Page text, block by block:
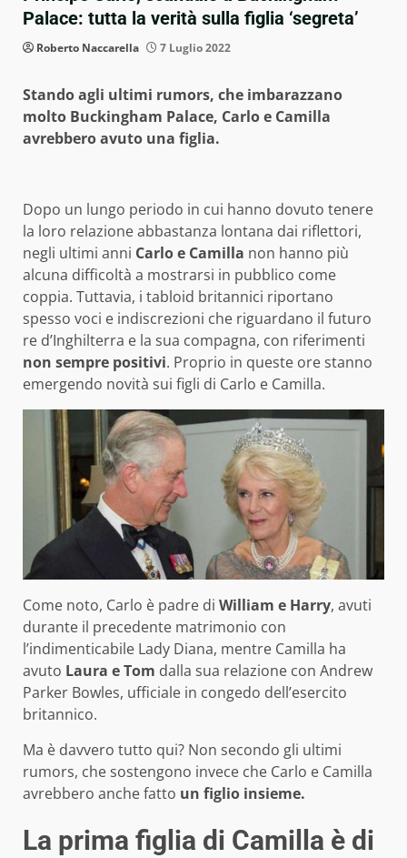
Palace: tutta la verità sulla figlia ‘segreta’
Roberto Naccarella 7 Luglio 2022
Stando agli ultimi rumors, che imbarazzano
molto Buckingham Palace, Carlo e Camilla
avrebbero avuto una figlia.
Dopo un lungo periodo in cui hanno dovuto tenere
la loro relazione abbastanza lontana dai riflettori,
negli ultimi anni Carlo e Camilla non hanno più
alcuna difficoltà a mostrarsi in pubblico come
coppia. Tuttavia, i tabloid britannici riportano
spesso voci e indiscrezioni che riguardano il futuro
re d’Inghilterra e la sua compagna, con riferimenti
non sempre positivi. Proprio in queste ore stanno
emergendo novità sui figli di Carlo e Camilla.
Come noto, Carlo è padre di William e Harry, avuti
durante il precedente matrimonio con
l’indimenticabile Lady Diana, mentre Camilla ha
avuto Laura e Tom dalla sua relazione con Andrew
Parker Bowles, ufficiale in congedo dell’esercito
britannico.
Ma è davvero tutto qui? Non secondo gli ultimi
rumors, che sostengono invece che Carlo e Camilla
avrebbero anche fatto un figlio insieme.
La prima figlia di Camilla è di